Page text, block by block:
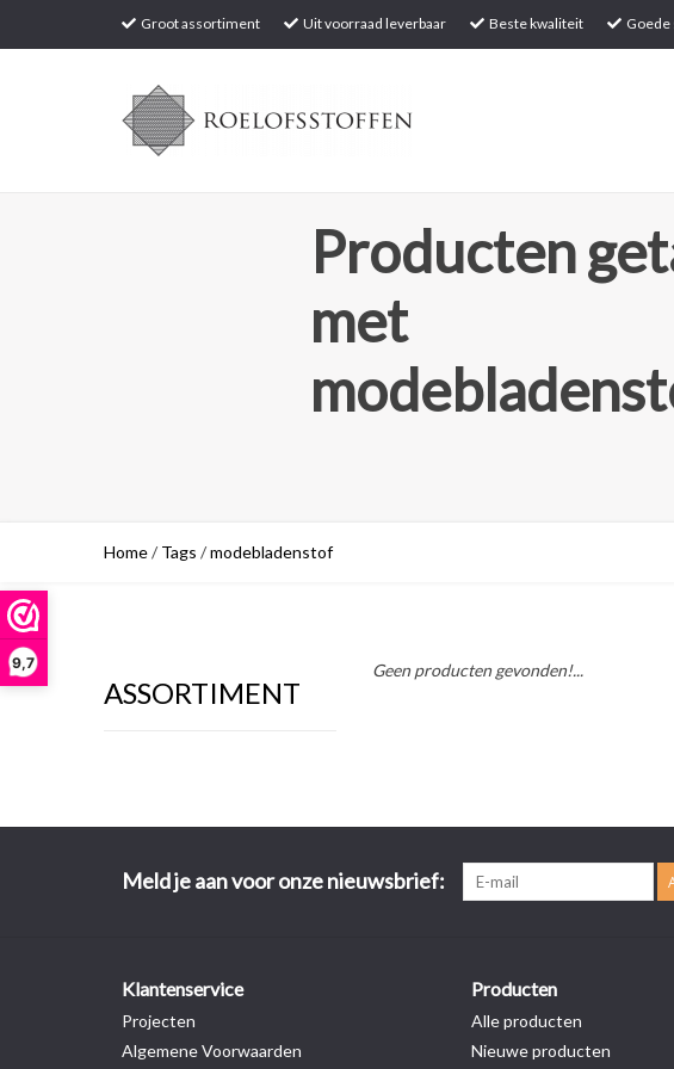
9,7
Groot assortiment Uit voorraad leverbaar Beste kwaliteit
Producten
met
Home/ Tags /modebladenstof
ASSORTIMENT
Geen producten gevonden!...
Meld je aan voor onze nieuwsbrief:
Klantenservice
Projecten
Algemene Voorwaarden
Producten
Alle producten
Nieuwe producten